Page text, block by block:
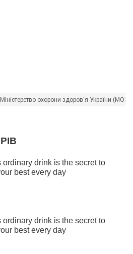
Міністерство охорони здоров'я України (МОЗ)